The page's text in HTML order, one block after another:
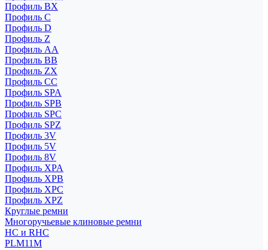
Профиль BX
Профиль C
Профиль D
Профиль Z
Профиль АА
Профиль BB
Профиль ZX
Профиль CC
Профиль SPA
Профиль SPB
Профиль SPC
Профиль SPZ
Профиль 3V
Профиль 5V
Профиль 8V
Профиль XPA
Профиль XPB
Профиль XPC
Профиль XPZ
Круглые ремни
Многоручьевые клиновые ремни
HC и RHC
PLM11M